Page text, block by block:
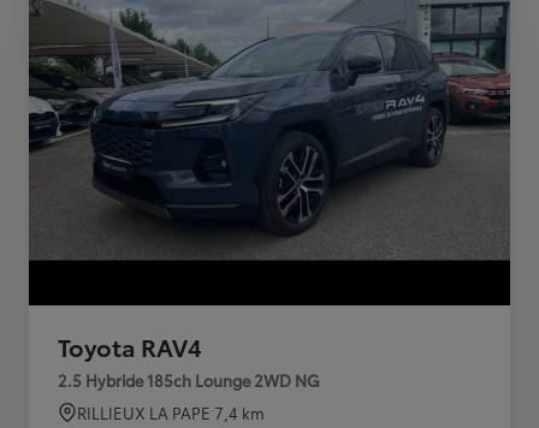
Toyota RAV4
2.5 Hybride 185ch Lounge 2WD NG
RILLIEUX LA PAPE 7,4 km